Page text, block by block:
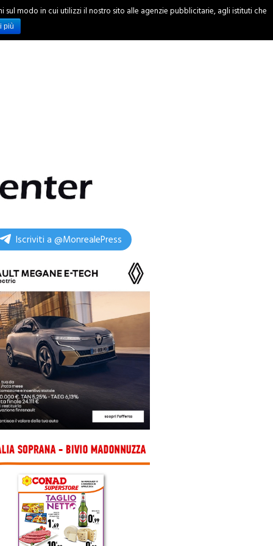
INCHIESTE
Iscriviti a @MonrealePress
modo in cui utilizzi il nostro sito alle agenzie pubblicitarie, agli istituti che
più